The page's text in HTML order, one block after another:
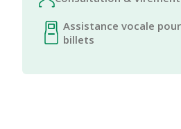
Assistance vocale
billets